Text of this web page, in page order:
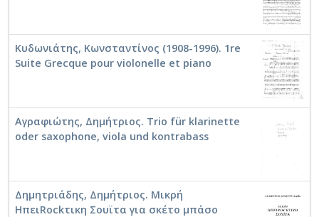
Κυδωνιάτης, Κωνσταντίνος (1908-1996). 1re
Suite Grecque pour violonelle et piano
Αγραφιώτης, Δημήτριος. Trio für klarinette
oder saxophone, viola und kontrabass
Δημητριάδης, Δημήτριος. Μικρή
ΗπειRockτικη Σουϊτα για σκέτο μπάσο